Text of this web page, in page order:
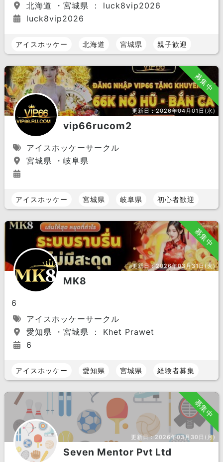
北海道 ・宮城県 ： luck8vip2026
luck8vip2026
アイスホッケー 北海道 宮城県 親子歓迎
募集中
更新日：2026年04月01日(水)
vip66rucom2
アイスホッケーサークル
宮城県 ・岐阜県
アイスホッケー 宮城県 岐阜県 初心者歓迎
募集中
更新日：2026年03月31日(火)
MK8
6
アイスホッケーサークル
愛知県 ・宮城県 ： Khet Prawet
6
アイスホッケー 愛知県 宮城県 経験者募集
募集中
更新日：2026年03月30日(月)
Seven Mentor Pvt Ltd